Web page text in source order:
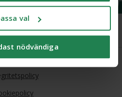
till kakor samtycker du
kan behandlas
ditt samtycke och läsa mer
under ’Anpassa val’. Läs
val
nödvändiga